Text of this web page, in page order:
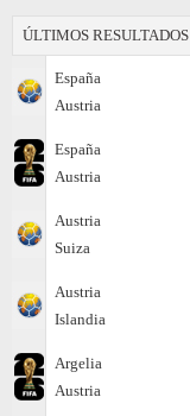
ÚLTIMOS RESULTADOS
España
Austria
España
Austria
Austria
Suiza
Austria
Islandia
Argelia
Austria